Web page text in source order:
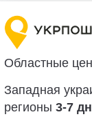
Областные
Западная
регионы 3-7